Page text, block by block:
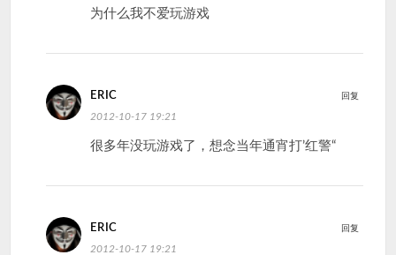
为什么我不爱玩游戏
ERIC
2012-10-17 19:21
很多年没玩游戏了，想念当年通宵打’红警“
回复
ERIC
2012-10-17 19:21
回复